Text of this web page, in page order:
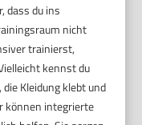
dass du ins
nicht
trainierst,
kennst du
Kleidung klebt und
können integrierte